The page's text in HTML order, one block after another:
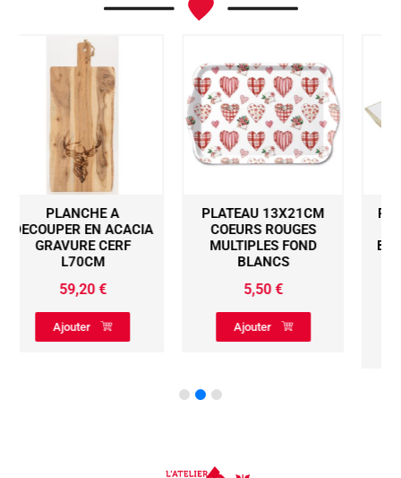
PLATEAU 13X21CM
COEURS ROUGES
MULTIPLES FOND
BLANCS
5,50
Ajouter
PLATEAU EN BOIS DE
MANGUIER RESINE
BLANCHE CERF AVEC
POIGNEES
Ajouter